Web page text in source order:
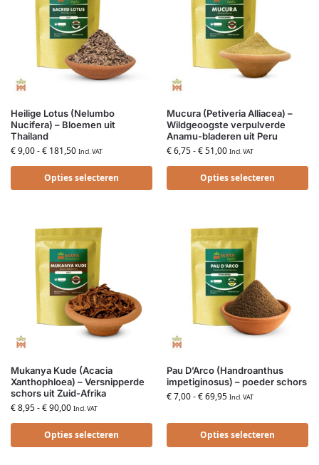
Heilige Lotus (Nelumbo
Nucifera) – Bloemen uit
Thailand
€9,00-€ 181,50 Incl. VAT
Opties selecteren
Mucura (Petiveria Alliacea) –
Wildgeoogste verpulverde
Anamu-bladeren uit Peru
€6,75-€51,00 Incl. VAT
Opties selecteren
Mukanya Kude (Acacia
Xanthophloea) – Versnipperde
schors uit Zuid-Afrika
€8,95-€90,00 Incl. VAT
Opties selecteren
Pau D’Arco (Handroanthus
impetiginosus) – poeder schors
€7,00-€69,95 Incl. VAT
Opties selecteren